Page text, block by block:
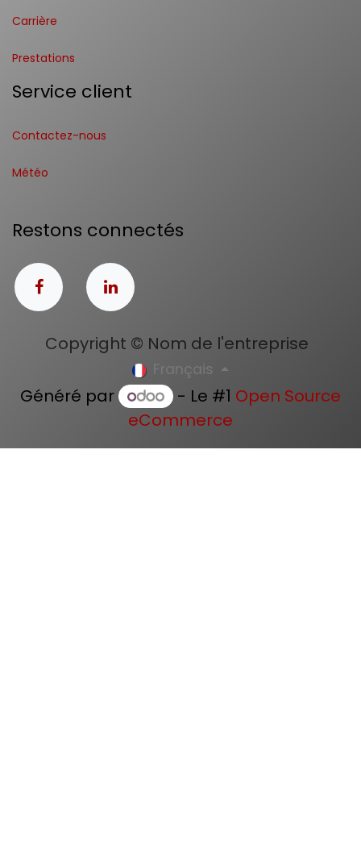
Carrière
Prestations
Service client
Contactez-nous
Météo
Restons connectés
Copyright © Nom de l'entreprise
Français
Généré par - Le #1 Open Source
eCommerce